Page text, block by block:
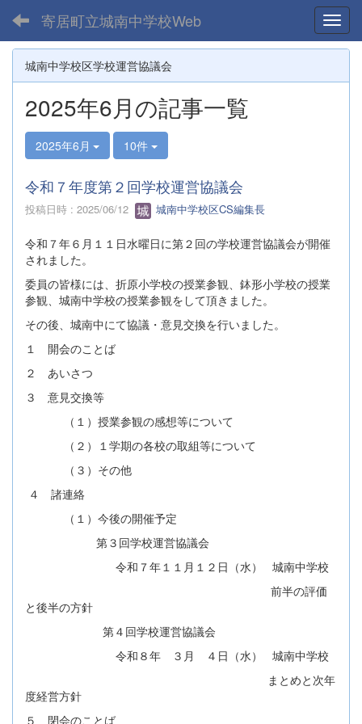
寄居町立城南中学校Web
城南中学校区学校運営協議会
2025年6月の記事一覧
2025年6月 10件
令和７年度第２回学校運営協議会
投稿日時 : 2025/06/12 城南中学校区CS編集長
令和７年６月１１日水曜日に第２回の学校運営協議会が開催
されました。
委員の皆様には、折原小学校の授業参観、鉢形小学校の授業
参観、城南中学校の授業参観をして頂きました。
その後、城南中にて協議・意見交換を行いました。
１ 開会のことば
２ あいさつ
３ 意見交換等
（１）授業参観の感想等について
（２）１学期の各校の取組等について
（３）その他
４ 諸連絡
（１）今後の開催予定
第３回学校運営協議会
令和７年１１月１２日（水） 城南中学校
前半の評価
と後半の方針
第４回学校運営協議会
令和８年 ３月 ４日（水） 城南中学校
まとめと次年
度経営方針
５ 閉会のことば